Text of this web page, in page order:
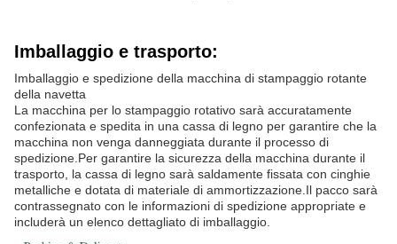
Imballaggio e trasporto:
Imballaggio e spedizione della macchina di stampaggio rotante
della navetta
La macchina per lo stampaggio rotativo sarà accuratamente
confezionata e spedita in una cassa di legno per garantire che la
macchina non venga danneggiata durante il processo di
spedizione.Per garantire la sicurezza della macchina durante il
trasporto, la cassa di legno sarà saldamente fissata con cinghie
metalliche e dotata di materiale di ammortizzazione.Il pacco sarà
contrassegnato con le informazioni di spedizione appropriate e
includerà un elenco dettagliato di imballaggio.